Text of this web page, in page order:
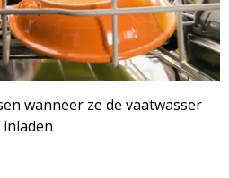
wanneer ze de vaatwasser
inladen